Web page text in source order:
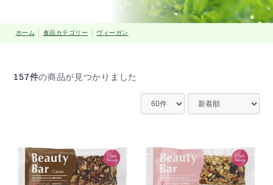
ホーム 食品カテゴリー ヴィーガン
157件の商品が見つかりました